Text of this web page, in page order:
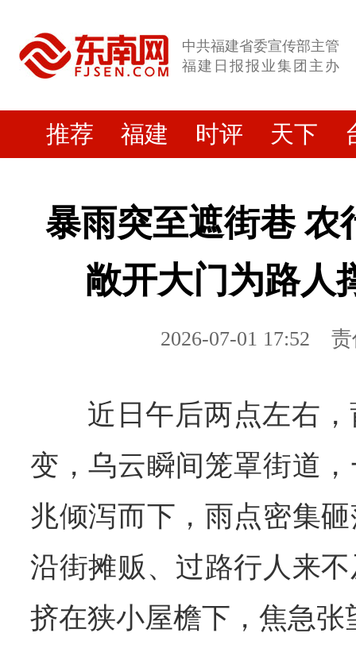
中共福建省委宣传部主管
福建日报报业集团主办
推荐 福建 时评 天下
暴雨突至遮街巷 农
敞开大门为路人
2026-07-01 17:52
近日午后两点左右
变，乌云瞬间笼罩街道
兆倾泻而下，雨点密集
沿街摊贩、过路行人来
挤在狭小屋檐下，焦急张